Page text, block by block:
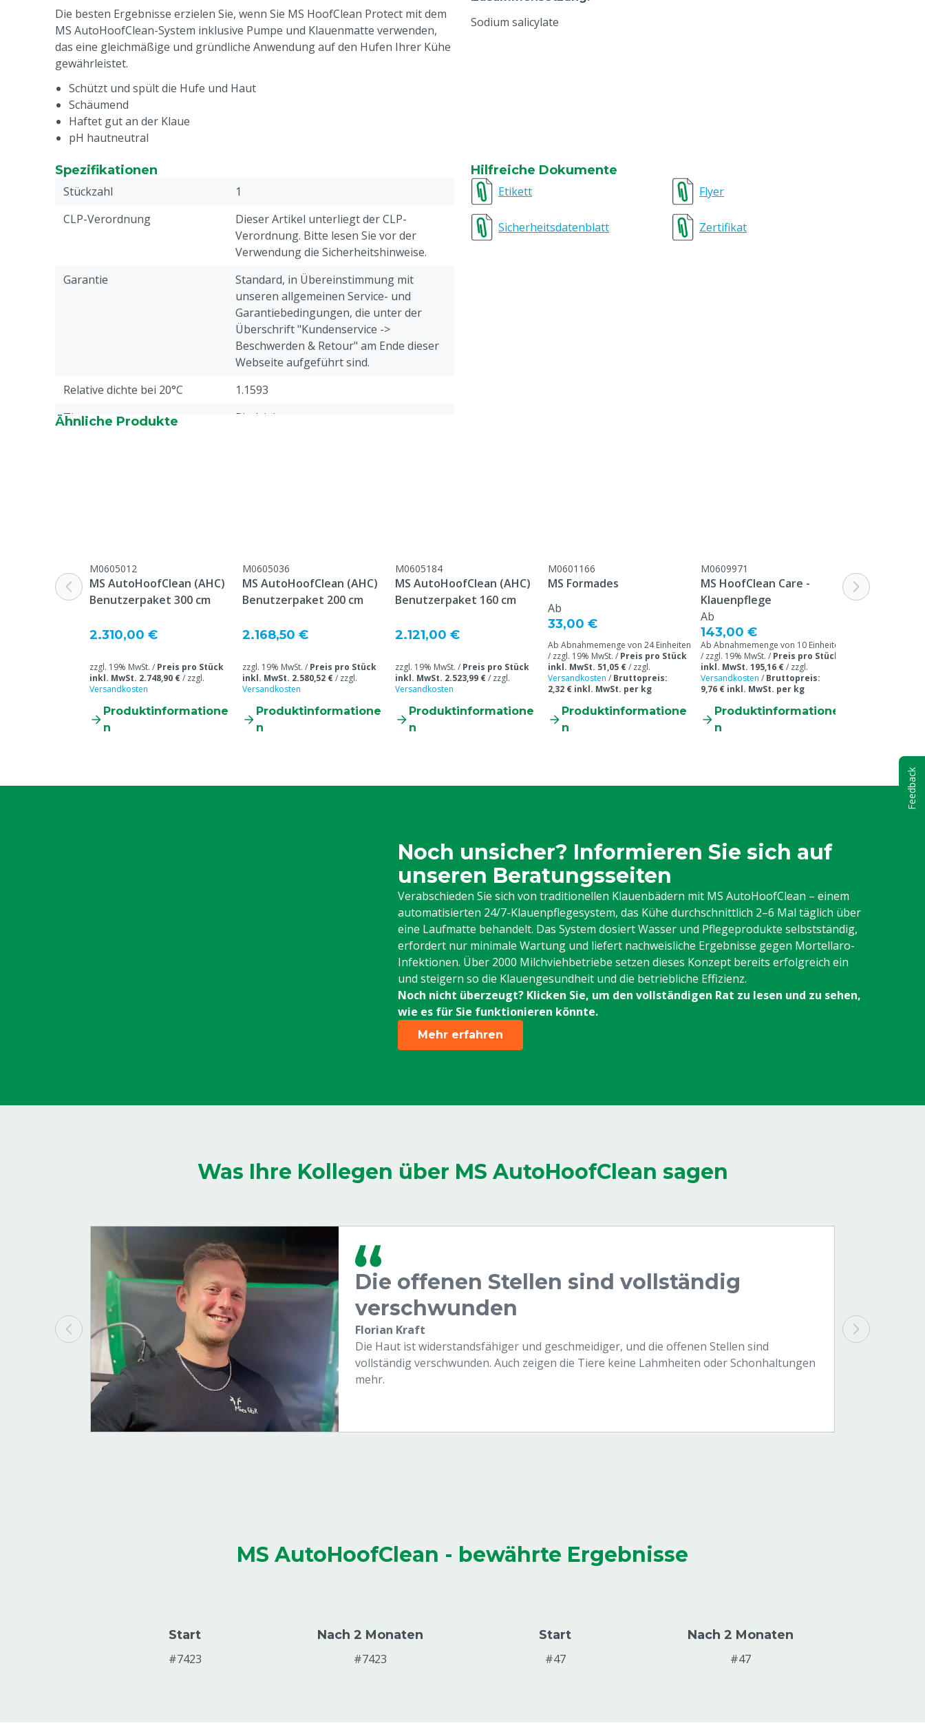
Die besten Ergebnisse erzielen Sie, wenn Sie MS HoofClean Protect mit dem
MS AutoHoofClean-System inklusive Pumpe und Klauenmatte verwenden,
das eine gleichmäßige und gründliche Anwendung auf den Hufen Ihrer Kühe
gewährleistet.
Schützt und spült die Hufe und Haut
Schäumend
Haftet gut an der Klaue
pH hautneutral
Sodium salicylate
Spezifikationen
Stückzahl
1
CLP-Verordnung
Dieser Artikel unterliegt der CLP-
Verordnung. Bitte lesen Sie vor der
Verwendung die Sicherheitshinweise.
Garantie
Standard, in Übereinstimmung mit
unseren allgemeinen Service- und
Garantiebedingungen, die unter der
Überschrift "Kundenservice ->
Beschwerden & Retour" am Ende dieser
Webseite aufgeführt sind.
Relative dichte bei 20°C
1.1593
Tierarten
Rindvieh
Hilfreiche Dokumente
Etikett
Flyer
Sicherheitsdatenblatt Zertifikat
Ähnliche Produkte
M0605012
MS AutoHoofClean (AHC)
Benutzerpaket 300 cm
2.310,00 €
zzgl. 19% MwSt. / Preis pro Stück
inkl. MwSt. 2.748,90 €/ zzgl.
Versandkosten
Produktinformatione
n
M0605036
MS AutoHoofClean (AHC)
Benutzerpaket 200 cm
2.168,50 €
zzgl. 19% MwSt. / Preis pro Stück
inkl. MwSt. 2.580,52 €/ zzgl.
Versandkosten
Produktinformatione
n
M0605184
MS AutoHoofClean (AHC)
Benutzerpaket 160 cm
2.121,00 €
zzgl. 19% MwSt. / Preis pro Stück
inkl. MwSt. 2.523,99 €/ zzgl.
Versandkosten
Produktinformatione
n
M0601166
MS Formades
Ab
33,00 €
Ab Abnahmemenge von 24 Einheiten
/ zzgl. 19% MwSt. / Preis pro Stück
inkl. MwSt. 51,05 €/ zzgl.
Versandkosten / Bruttopreis:
2,32 € inkl. MwSt. per kg
Produktinformatione
n
M0609971
MS HoofClean Care -
Klauenpflege
Ab
143,00 €
Ab Abnahmemenge von 10 Einheiten
/ zzgl. 19% MwSt. / Preis pro Stück
inkl. MwSt. 195,16 €/ zzgl.
Versandkosten / Bruttopreis:
9,76 € inkl. MwSt. per kg
Produktinformatione
n
Noch unsicher? Informieren Sie sich auf
unseren Beratungsseiten
Verabschieden Sie sich von traditionellen Klauenbädern mit MS AutoHoofClean – einem
automatisierten 24/7-Klauenpflegesystem, das Kühe durchschnittlich 2–6 Mal täglich über
eine Laufmatte behandelt. Das System dosiert Wasser und Pflegeprodukte selbstständig,
erfordert nur minimale Wartung und liefert nachweisliche Ergebnisse gegen Mortellaro-
Infektionen. Über 2000 Milchviehbetriebe setzen dieses Konzept bereits erfolgreich ein
und steigern so die Klauengesundheit und die betriebliche Effizienz.
Noch nicht überzeugt? Klicken Sie, um den vollständigen Rat zu lesen und zu sehen,
wie es für Sie funktionieren könnte.
Mehr erfahren
Was Ihre Kollegen über MS AutoHoofClean sagen
Die offenen Stellen sind vollständig
verschwunden
Florian Kraft
Die Haut ist widerstandsfähiger und geschmeidiger, und die offenen Stellen sind
vollständig verschwunden. Auch zeigen die Tiere keine Lahmheiten oder Schonhaltungen
mehr.
MS AutoHoofClean - bewährte Ergebnisse
Start
#7423
Nach 2 Monaten
#7423
Start
#47
Nach 2 Monaten
#47
Feedback